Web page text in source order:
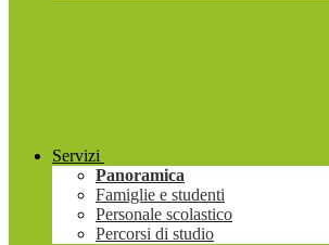
Servizi
Panoramica
Famiglie e studenti
Personale scolastico
Percorsi di studio